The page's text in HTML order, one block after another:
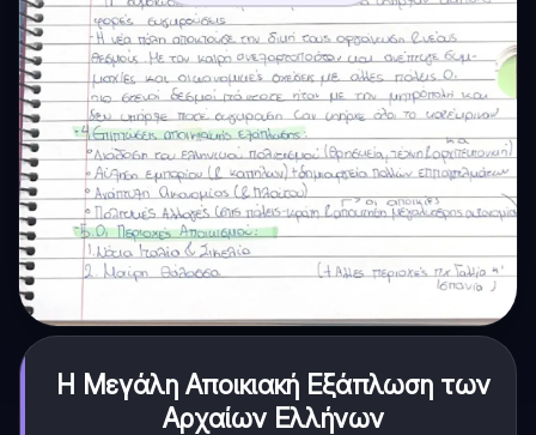
Η Μεγάλη Αποικιακή Εξάπλωση των
Αρχαίων Ελλήνων